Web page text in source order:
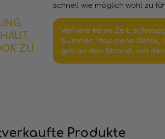
ZU
schnell wie möglich wohl zu
Verliere keine Zeit,
Summer Tropicana
geh an den Strand, um
Produkte